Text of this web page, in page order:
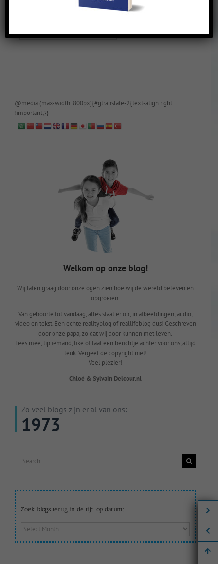
@media (max-width: 800px){#gtranslate-2{text-align:right
!important;}}
Welkom op onze blog!
Wij laten graag door onze ogen zien hoe wij de wereld beleven en
opgroeien.
Van geboorte tot vandaag, alles staat er op; in afbeeldingen, audio,
video en tekst. Een echte realityblog of reallifeblog dus! Geschreven
door onze papa, zo dat wij door kunnen met leven.
Lees mee, tip iemand, like of laat een berichtje achter voor ons, altijd
leuk. Vergeet de copyright niet!
Veel plezier!
Chloé & Sylvain Delcour.nl
Zo veel blogs zijn er al van ons:
1973
Search
Zoek blogs terug in de tijd op datum:
Zoek